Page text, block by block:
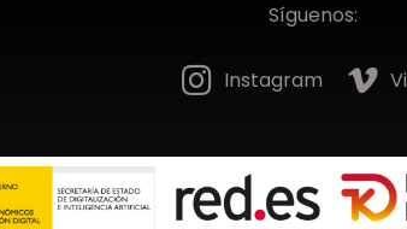
Síguenos:
Instagram